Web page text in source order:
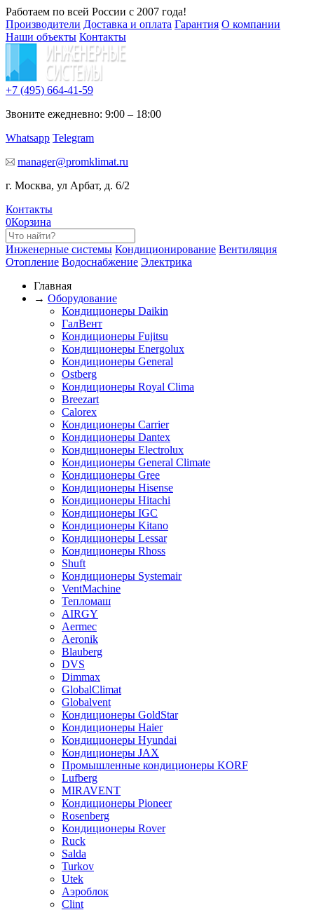
Работаем по всей России с 2007 года!
Производители Доставка и оплата Гарантия О компании
Наши объекты Контакты
+7 (495) 664-41-59
Звоните ежедневно: 9:00 – 18:00
Whatsapp Telegram
manager@promklimat.ru
г. Москва, ул Арбат, д. 6/2
Контакты
0Корзина
Инженерные системы Кондиционирование Вентиляция
Отопление Водоснабжение Электрика
Главная
→ Оборудование
Кондиционеры Daikin
ГалВент
Кондиционеры Fujitsu
Кондиционеры Energolux
Кондиционеры General
Ostberg
Кондиционеры Royal Clima
Breezart
Calorex
Кондиционеры Carrier
Кондиционеры Dantex
Кондиционеры Electrolux
Кондиционеры General Climate
Кондиционеры Gree
Кондиционеры Hisense
Кондиционеры Hitachi
Кондиционеры IGC
Кондиционеры Kitano
Кондиционеры Lessar
Кондиционеры Rhoss
Shuft
Кондиционеры Systemair
VentMachine
Тепломаш
AIRGY
Aermec
Aeronik
Blauberg
DVS
Dimmax
GlobalClimat
Globalvent
Кондиционеры GoldStar
Кондиционеры Haier
Кондиционеры Hyundai
Кондиционеры JAX
Промышленные кондиционеры KORF
Lufberg
MIRAVENT
Кондиционеры Pioneer
Rosenberg
Кондиционеры Rover
Ruck
Salda
Turkov
Utek
Аэроблок
Clint